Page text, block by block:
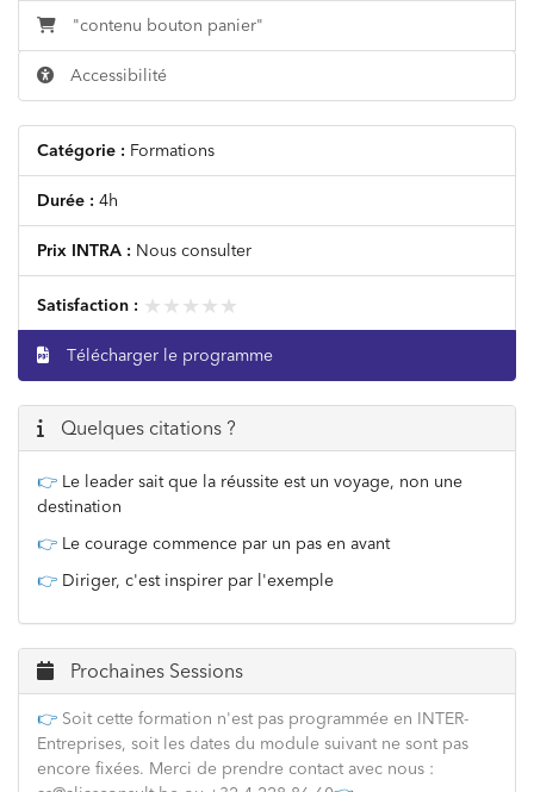
"contenu bouton panier"
Accessibilité
Catégorie : Formations
Durée : 4h
Prix INTRA : Nous consulter
Satisfaction : ★★★★★
★★★★★
Télécharger le programme
Quelques citations ?
👉 Le leader sait que la réussite est un voyage, non une
destination
👉 Le courage commence par un pas en avant
👉 Diriger, c'est inspirer par l'exemple
Prochaines Sessions
👉 Soit cette formation n'est pas programmée en INTER-
Entreprises, soit les dates du module suivant ne sont pas
encore fixées. Merci de prendre contact avec nous :